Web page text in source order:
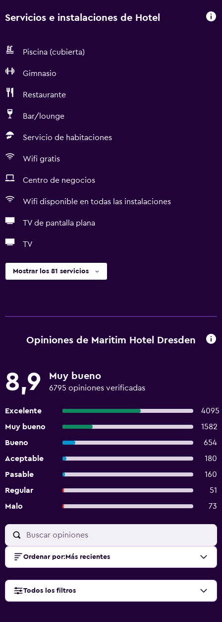
Servicios e instalaciones de Hotel
Piscina (cubierta)
Gimnasio
Restaurante
Bar/lounge
Servicio de habitaciones
Wifi gratis
Centro de negocios
Wifi disponible en todas las instalaciones
TV de pantalla plana
TV
Mostrar los 81 servicios
Opiniones de Maritim Hotel Dresden
8,9 Muy bueno
6795 opiniones verificadas
Excelente
4095
Muy bueno
1582
Bueno
654
Aceptable
180
Pasable
160
Regular
51
Malo
73
Ordenar por: Más recientes
Todos los filtros